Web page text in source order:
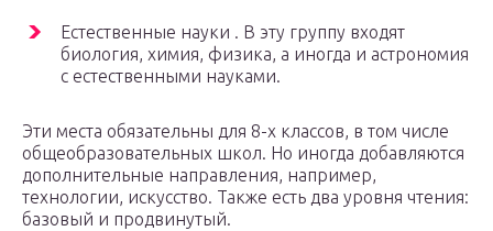
Естественные науки . В эту группу входят
биология, химия, физика, а иногда и астрономия
с естественными науками.
Эти места обязательны для 8-х классов, в том числе
общеобразовательных школ. Но иногда добавляются
дополнительные направления, например,
технологии, искусство. Также есть два уровня чтения:
базовый и продвинутый.